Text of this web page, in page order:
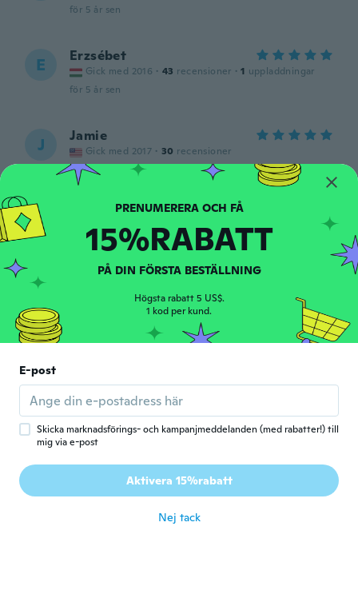
för 5 år sen
E Erzsébet
Gick med 2016 · 43 recensioner · 1 uppladdningar
för 5 år sen
J Jamie
Gick med 2017 · 30 recensioner
för 5 år sen
P Gick med 2017 · recensioner · 1 uppladdningar
great to protect your appliance
för 5 år sen
V Gick med 2020 recensioner
uppladdningar
för 5 år sen
M Mi Yong
Gick med 2019 · 328
för 5 år sen
Gick med 2019 · 6 recensioner
PRENUMERERA OCH FÅ
15%RABATT
PÅ DIN FÖRSTA BESTÄLLNING
Högsta rabatt 5 US$.
1 kod per kund.
E-post
Skicka marknadsförings- och kampanjmeddelanden (med rabatter!) till
mig via e-post
Aktivera 15%rabatt
Nej tack